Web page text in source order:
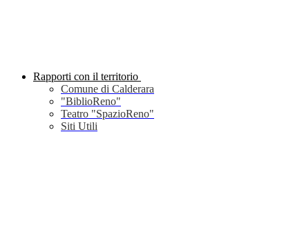
Rapporti con il territorio
Comune di Calderara
"BiblioReno"
Teatro "SpazioReno"
Siti Utili